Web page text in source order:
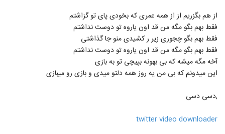
از هم بگزریم از از همه عمری که بخودی پای تو گزاشتم
فقط بهم بگو مگه من قد اون یاروه تو دوست نداشتم
فقط بهم بگو چجوری زیر ر کشیدی منو جا گذاشتی
فقط بهم بگو مگه من قد اون یاروه تو دوست نداشتم
آخه مگه میشه که بی بهونه بپیچی تو به بازی
این میدونم که بی من یه روز همه دلتو میدی و بازی رو میبازی
,دسی دسی
twitter video downloader